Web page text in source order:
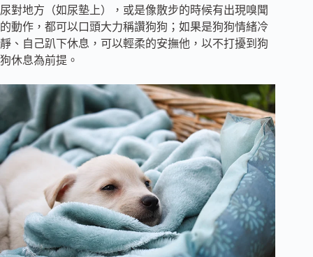
尿對地方（如尿墊上），或是像散步的時候有出現嗅聞
的動作，都可以口頭大力稱讚狗狗；如果是狗狗情緒冷
靜、自己趴下休息，可以輕柔的安撫他，以不打擾到狗
狗休息為前提。